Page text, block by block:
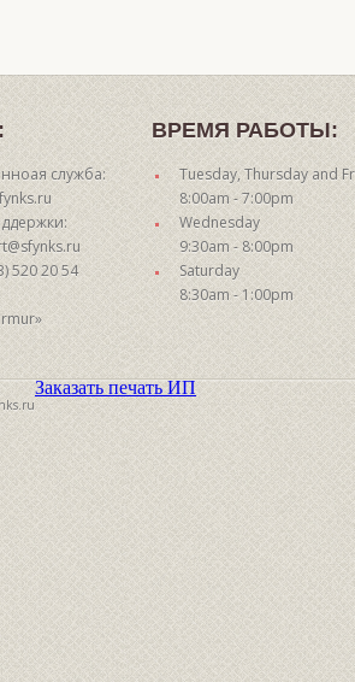
служба:
520 20 54
ВРЕМЯ РАБОТЫ:
Tuesday, Thursday and
8:00am - 7:00pm
Wednesday
9:30am - 8:00pm
Saturday
8:30am - 1:00pm
Заказать печать ИП